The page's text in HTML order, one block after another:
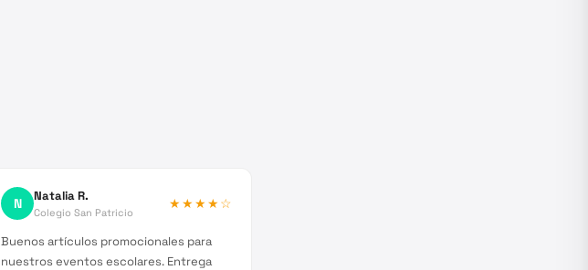
N Natalia R.
Colegio San Patricio
★★★★☆
Buenos artículos promocionales para
nuestros eventos escolares. Entrega